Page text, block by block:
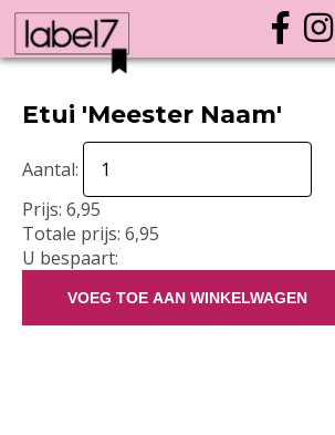
Etui 'Meester Naam'
Aantal:
Prijs: 6,95
Totale prijs: 6,95
U bespaart:
VOEG TOE AAN WINKELWAGEN